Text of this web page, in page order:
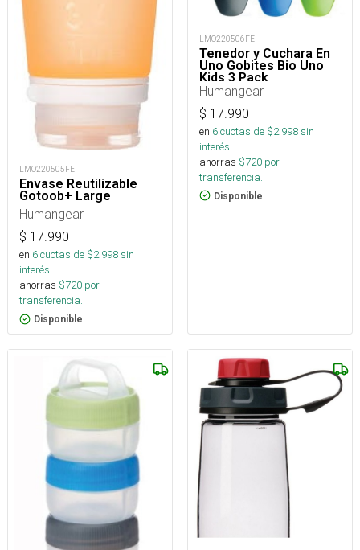
LMO220505FE
Envase Reutilizable
Gotoob+ Large
Humangear
$ 17.990
en 6cuotas de $2.998sin
interés
ahorras $720 por
transferencia.
Disponible
LMO220506FE
Tenedor y Cuchara En
Uno Gobites Bio Uno
Kids 3 Pack
Humangear
$ 17.990
en 6cuotas de $2.998sin
interés
ahorras $720 por
transferencia.
Disponible